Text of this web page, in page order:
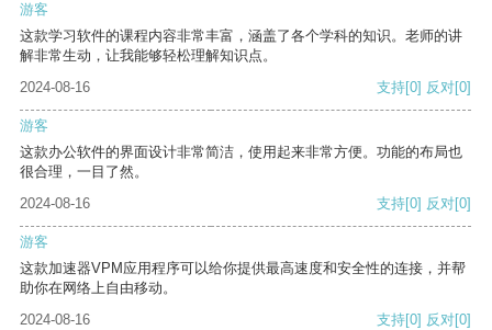
游客
这款学习软件的课程内容非常丰富，涵盖了各个学科的知识。老师的讲
解非常生动，让我能够轻松理解知识点。
2024-08-16
支持[0] 反对[0]
游客
这款办公软件的界面设计非常简洁，使用起来非常方便。功能的布局也
很合理，一目了然。
2024-08-16
支持[0] 反对[0]
游客
这款加速器VPM应用程序可以给你提供最高速度和安全性的连接，并帮
助你在网络上自由移动。
2024-08-16
支持[0] 反对[0]